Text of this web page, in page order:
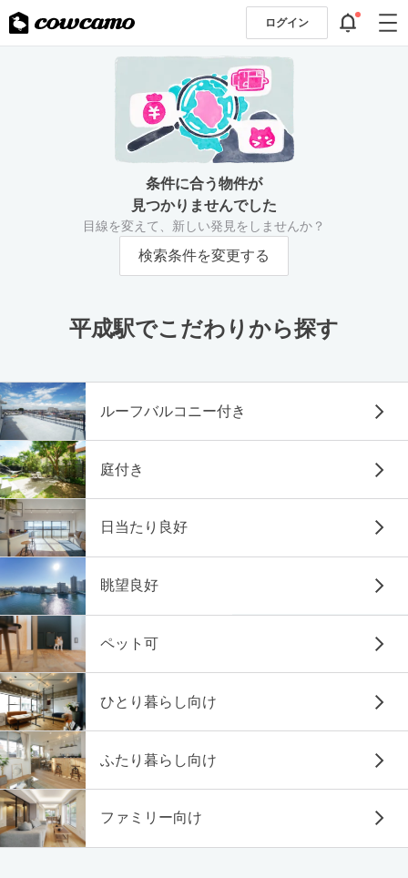
ログイン
条件に合う物件が
見つかりませんでした
目線を変えて、新しい発見をしませんか？
検索条件を変更する
平成駅でこだわりから探す
ルーフバルコニー付き
庭付き
日当たり良好
眺望良好
ペット可
ひとり暮らし向け
ふたり暮らし向け
ファミリー向け